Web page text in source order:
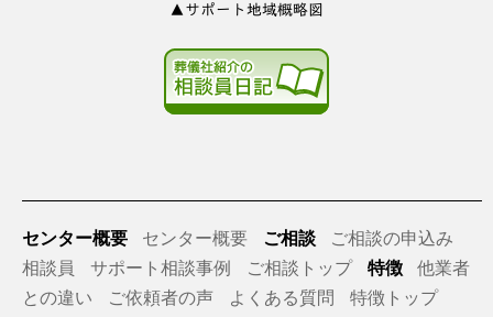
▲サポート地域概略図
センター概要 センター概要 ご相談
ご相談の申込み
相談員
サポート相談事例 ご相談トップ 特徴
他業者
との違い
ご依頼者の声 よくある質問
特徴トップ